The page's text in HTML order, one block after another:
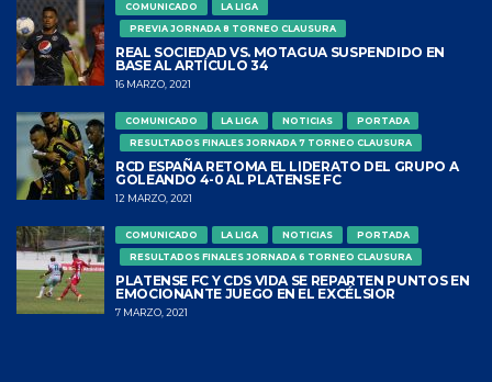
COMUNICADO
LA LIGA
PREVIA JORNADA 8 TORNEO CLAUSURA
REAL SOCIEDAD VS. MOTAGUA SUSPENDIDO EN
BASE AL ARTÍCULO 34
16 MARZO, 2021
COMUNICADO LA LIGA NOTICIAS
PORTADA
RESULTADOS FINALES JORNADA 7 TORNEO CLAUSURA
RCD ESPAÑA RETOMA EL LIDERATO DEL GRUPO A
GOLEANDO 4-0 AL PLATENSE FC
12 MARZO, 2021
COMUNICADO LA LIGA NOTICIAS
PORTADA
RESULTADOS FINALES JORNADA 6 TORNEO CLAUSURA
PLATENSE FC Y CDS VIDA SE REPARTEN PUNTOS EN
EMOCIONANTE JUEGO EN EL EXCÉLSIOR
7 MARZO, 2021